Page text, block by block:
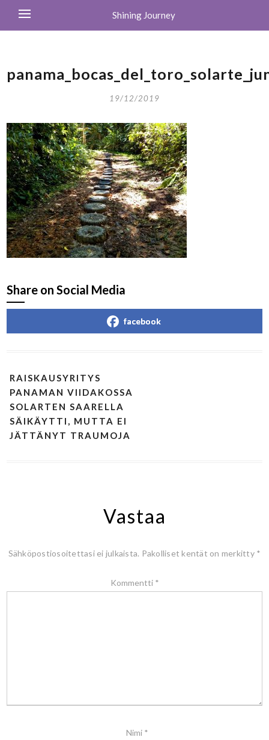
Shining Journey
19/12/2019
Share on Social Media
facebook
RAISKAUSYRITYS
PANAMAN VIIDAKOSSA
SOLARTEN SAARELLA
SÄIKÄYTTI, MUTTA EI
JÄTTÄNYT TRAUMOJA
Vastaa
Sähköpostiosoitettasi ei julkaista. Pakolliset kentät on merkitty *
Kommentti *
Nimi *